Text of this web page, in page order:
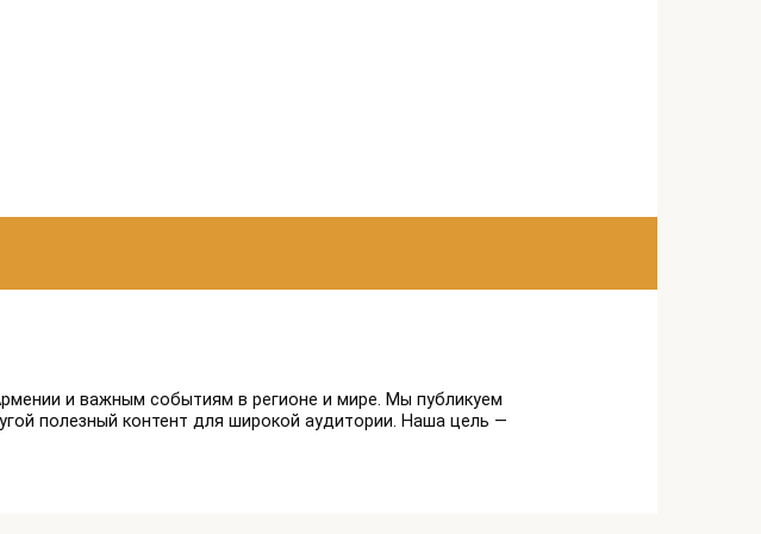
и важным событиям в регионе и мире. Мы публикуем
полезный контент для широкой аудитории. Наша цель —